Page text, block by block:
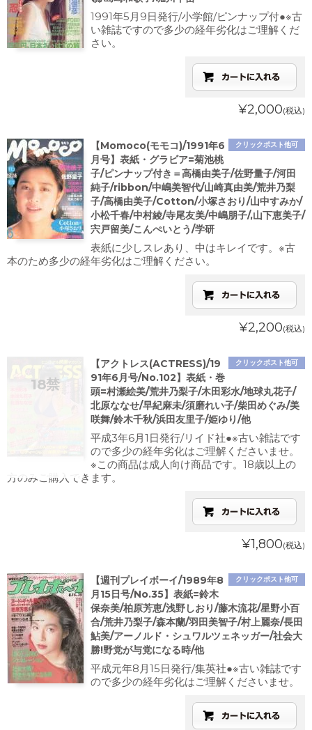
1991年5月9日発行/小学館/ピンナップ付●※古
い雑誌ですので多少の経年劣化はご理解くだ
さい。
¥2,000(税込)
クリックポスト他可
【Momoco(モモコ)/1991年6
月号】表紙・グラビア=菊池桃
子/ピンナップ付き＝高橋由美子/佐野量子/河田
純子/ribbon/中嶋美智代/山崎真由美/荒井乃梨
子/高橋由美子/Cotton/小塚さおり/山中すみか/
小松千春/中村綾/寺尾友美/中嶋朋子/,山下恵美子/
宍戸留美/こんぺいとう/学研
表紙に少しスレあり、中はキレイです。※古
本のため多少の経年劣化はご理解ください。
¥2,200(税込)
クリックポスト他可
【アクトレス(ACTRESS)/19
91年6月号/No.102】表紙・巻
頭=村瀬絵美/荒井乃梨子/木田彩水/地球丸花子/
北原ななせ/早紀麻未/須磨れい子/柴田めぐみ/美
咲舞/鈴木千秋/浜田友里子/姫ゆり/他
平成3年6月1日発行/リイド社●※古い雑誌です
ので多少の経年劣化はご理解くださいませ。
※この商品は成人向け商品です。18歳以上の
方のみご購入できます。
¥1,800(税込)
クリックポスト他可
【週刊プレイボーイ/1989年8
月15日号/No.35】表紙=鈴木
保奈美/柏原芳恵/浅野しおり/藤木流花/星野小百
合/荒井乃梨子/森本蘭/羽田美智子/村上麗奈/長田
鮎美/アーノルド・シュワルツェネッガー/社会大
勝!野党が与党になる時/他
平成元年8月15日発行/集英社●※古い雑誌です
ので多少の経年劣化はご理解くださいませ。